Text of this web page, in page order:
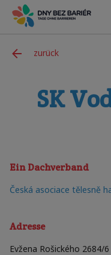
zurück
SK
Ein Dachverband
Česká asociace tělesně
Adresse
Evžena Rošického 2684/6